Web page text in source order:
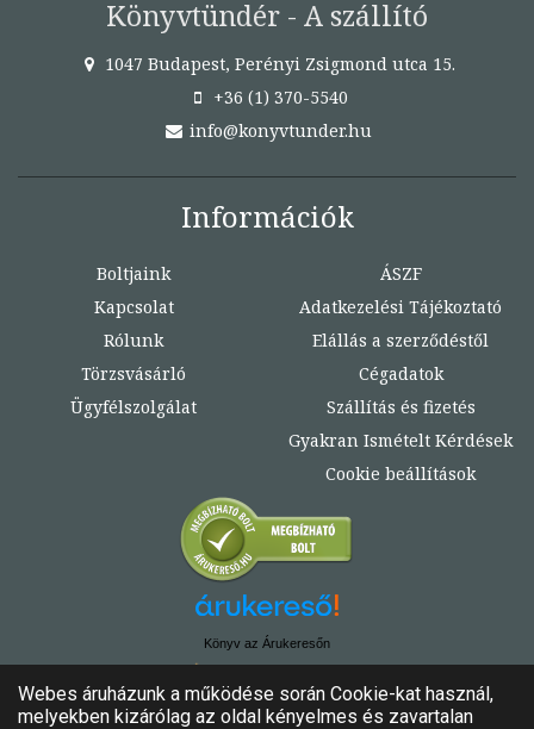
Könyvtündér - A szállító
1047 Budapest, Perényi Zsigmond utca 15.
+36 (1) 370-5540
info@konyvtunder.hu
Információk
Boltjaink
Kapcsolat
Rólunk
Törzsvásárló
Ügyfélszolgálat
ÁSZF
Adatkezelési Tájékoztató
Elállás a szerződéstől
Cégadatok
Szállítás és fizetés
Gyakran Ismételt Kérdések
Cookie beállítások
Könyv az Árukeresőn